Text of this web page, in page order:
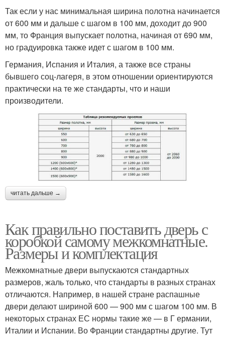
Так если у нас минимальная ширина полотна начинается
от 600 мм и дальше с шагом в 100 мм, доходит до 900
мм, то Франция выпускает полотна, начиная от 690 мм,
но градуировка также идет с шагом в 100 мм.
Германия, Испания и Италия, а также все страны
бывшего соц-лагеря, в этом отношении ориентируются
практически на те же стандарты, что и наши
производители.
читать дальше →
Как правильно поставить дверь с
коробкой самому межкомнатные.
Размеры и комплектация
Межкомнатные двери выпускаются стандартных
размеров, жаль только, что стандарты в разных странах
отличаются. Например, в нашей стране распашные
двери делают шириной 600 — 900 мм с шагом 100 мм. В
некоторых странах ЕС нормы такие же — в Г ермании,
Италии и Испании. Во Франции стандартны другие. Тут